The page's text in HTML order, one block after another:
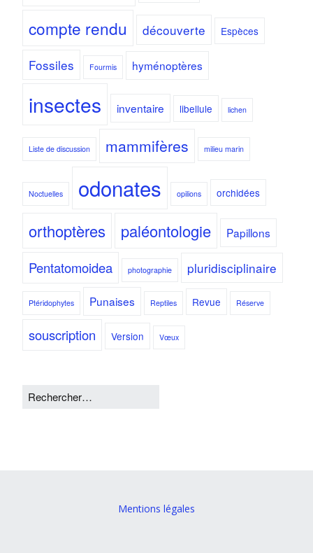
compte rendu découverte Espèces
Fossiles Fourmis hyménoptères
insectes inventaire libellule lichen
Liste de discussion mammifères milieu marin
Noctuelles odonates opilions orchidées
orthoptères paléontologie Papillons
Pentatomoidea photographie pluridisciplinaire
Ptéridophytes Punaises Reptiles Revue Réserve
souscription Version Vœux
Mentions légales